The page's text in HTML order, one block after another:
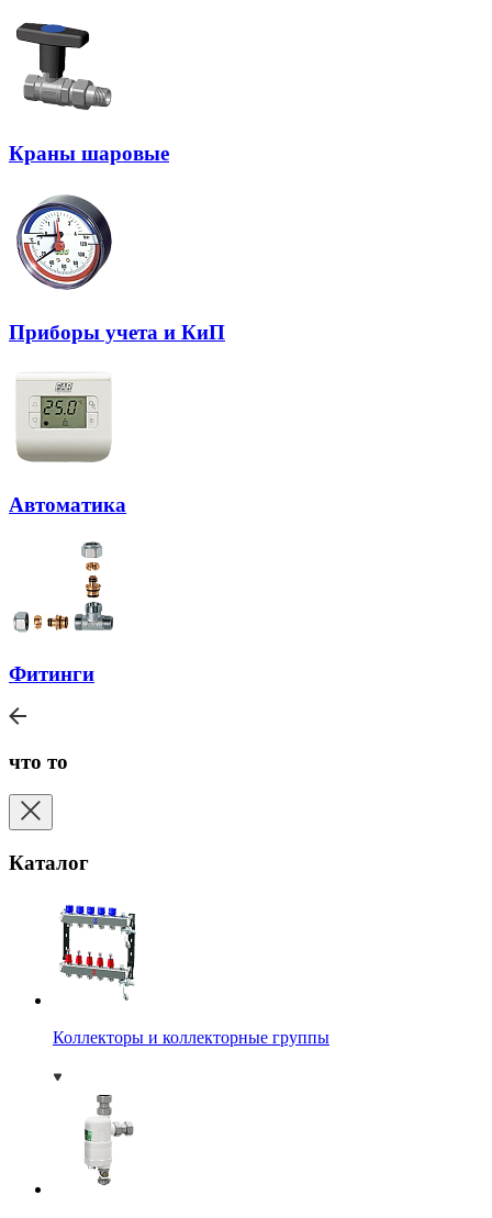
Краны шаровые
Приборы учета и КиП
Автоматика
Фитинги
что то
Каталог
Коллекторы и коллекторные группы